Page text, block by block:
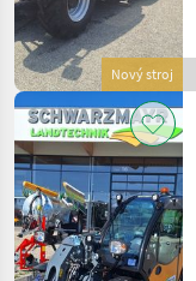
Nový stroj